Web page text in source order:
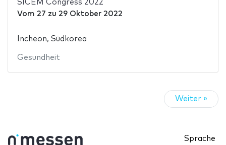
SICEM Congress 2022
Vom 27 zu 29 Oktober 2022
Incheon, Südkorea
Gesundheit
Weiter »
Sprache